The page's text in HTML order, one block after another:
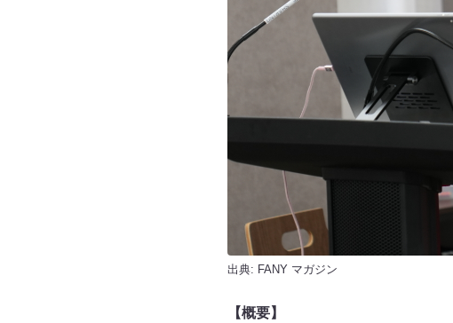
出典: FANY マガジン
【概要】